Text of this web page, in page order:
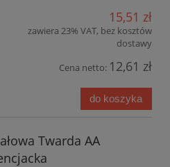
15,51 zł
zawiera 23% VAT, bez kosztów
dostawy
Cena netto: 12,61 zł
do koszyka
Twarda AA